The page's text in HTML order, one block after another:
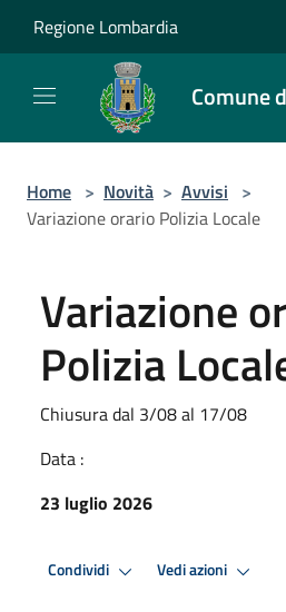
Regione Lombardia
Comune
Home > Novità > Avvisi >
Variazione orario Polizia Locale
Variazione
Polizia
Chiusura dal 3/08 al 17/08
Data :
23 luglio 2026
Condividi Vedi azioni